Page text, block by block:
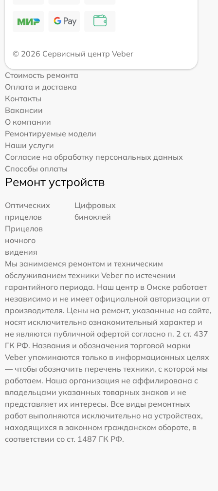
© 2026 Сервисный центр Veber
Стоимость ремонта
Оплата и доставка
Контакты
Вакансии
О компании
Ремонтируемые модели
Наши услуги
Согласие на обработку персональных данных
Способы оплаты
Ремонт устройств
Оптических
прицелов
Цифровых
биноклей
Прицелов
ночного
видения
Мы занимаемся ремонтом и техническим
обслуживанием техники Veber по истечении
гарантийного периода. Наш центр в Омске работает
независимо и не имеет официальной авторизации от
производителя. Цены на ремонт, указанные на сайте,
носят исключительно ознакомительный характер и
не являются публичной офертой согласно п. 2 ст. 437
ГК РФ. Названия и обозначения торговой марки
Veber упоминаются только в информационных целях
— чтобы обозначить перечень техники, с которой мы
работаем. Наша организация не аффилирована с
владельцами указанных товарных знаков и не
представляет их интересы. Все виды ремонтных
работ выполняются исключительно на устройствах,
находящихся в законном гражданском обороте, в
соответствии со ст. 1487 ГК РФ.